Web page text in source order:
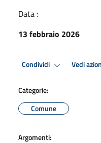
Data :
13 febbraio 2026
Condividi Vedi
Categorie:
Comune
Argomenti: